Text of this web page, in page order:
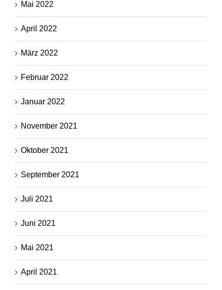
Mai 2022
April 2022
März 2022
Februar 2022
Januar 2022
November 2021
Oktober 2021
September 2021
Juli 2021
Juni 2021
Mai 2021
April 2021